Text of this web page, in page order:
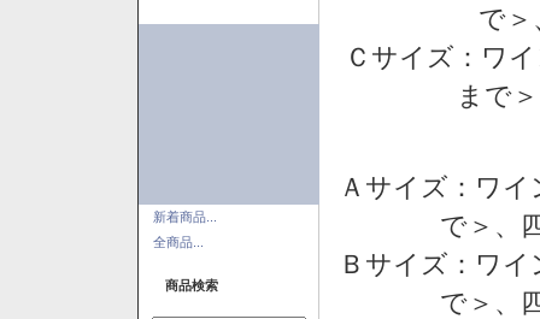
新着商品...
全商品...
商品検索
で
Ｃサイズ：ワ
まで
Ａサイズ：ワ
で＞、
Ｂサイズ：ワ
で＞、